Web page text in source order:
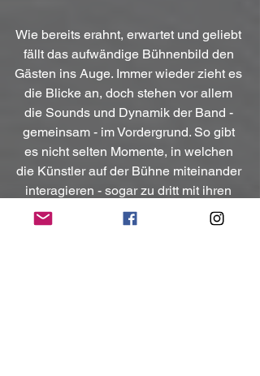
Wie bereits erahnt, erwartet und geliebt
fällt das aufwändige Bühnenbild den
Gästen ins Auge. Immer wieder zieht es
die Blicke an, doch stehen vor allem
die Sounds und Dynamik der Band -
gemeinsam - im Vordergrund. So gibt
es nicht selten Momente, in welchen
die Künstler auf der Bühne miteinander
interagieren - sogar zu dritt mit ihren
Gitarren zueinander finden - ohne die
Drums, mit welchen sie getragen